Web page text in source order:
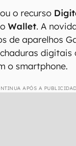
o recurso
Wallet. A
de aparelhos
digitais
o smartphone.
APÓS A